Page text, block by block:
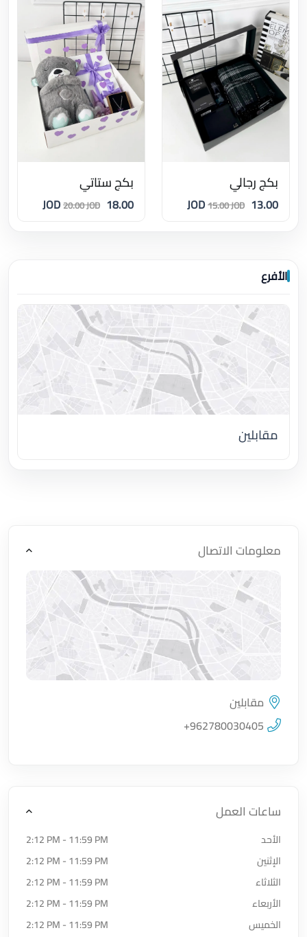
بكج رجالي
13.00 JOD
15.00 JOD
بكج ستاتي
18.00 JOD
20.00 JOD
الأفرع
مقابلين
معلومات الاتصال
اضغط لتحميل الموقع
مقابلين
+962780030405
ساعات العمل
الأحد
2:12 PM - 11:59 PM
الإثنين
2:12 PM - 11:59 PM
الثلاثاء
2:12 PM - 11:59 PM
الأربعاء
2:12 PM - 11:59 PM
الخميس
2:12 PM - 11:59 PM